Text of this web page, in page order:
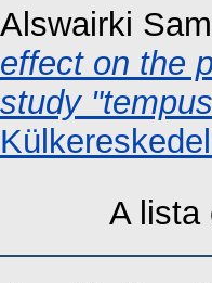
Alswairki
effect on the
study
A